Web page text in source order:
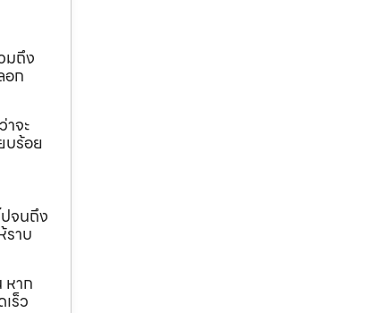
มถึง
อก
จะ
บร้อย
จนถึง
ราบ
หาก
ร็ว